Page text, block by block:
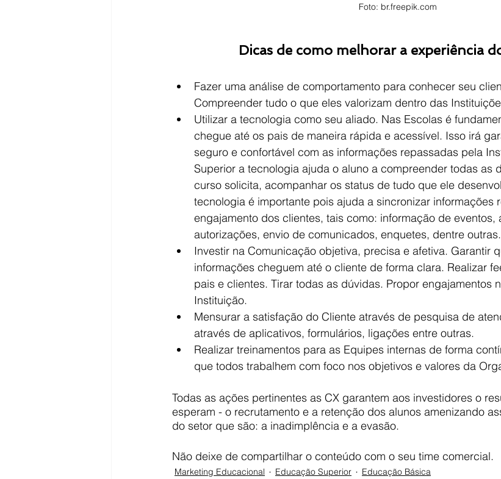
Foto: br.freepik.com
Dicas de como melhorar a experiência
Fazer uma análise de comportamento para conhecer seu
Compreender tudo o que eles valorizam dentro das
Utilizar a tecnologia como seu aliado. Nas Escolas é
chegue até os pais de maneira rápida e acessível. Isso irá
seguro e confortável com as informações repassadas pela
Superior a tecnologia ajuda o aluno a compreender todas as
curso solicita, acompanhar os status de tudo que ele
tecnologia é importante pois ajuda a sincronizar informações
engajamento dos clientes, tais como: informação de eventos,
autorizações, envio de comunicados, enquetes, dentre outras.
Investir na Comunicação objetiva, precisa e afetiva. Garantir
informações cheguem até o cliente de forma clara. Realizar
pais e clientes. Tirar todas as dúvidas. Propor engajamentos
Instituição.
Mensurar a satisfação do Cliente através de pesquisa de
através de aplicativos, formulários, ligações entre outras.
Realizar treinamentos para as Equipes internas de forma
que todos trabalhem com foco nos objetivos e valores da
Todas as ações pertinentes as CX garantem aos investidores o
esperam - o recrutamento e a retenção dos alunos amenizando
do setor que são: a inadimplência e a evasão.
Não deixe de compartilhar o conteúdo com o seu time comercial.
Marketing Educacional Educação Superior Educação Básica